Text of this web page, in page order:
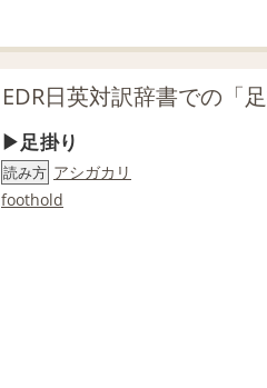
EDR日英対訳辞書での「
足掛り
読み方 アシガカリ
foothold